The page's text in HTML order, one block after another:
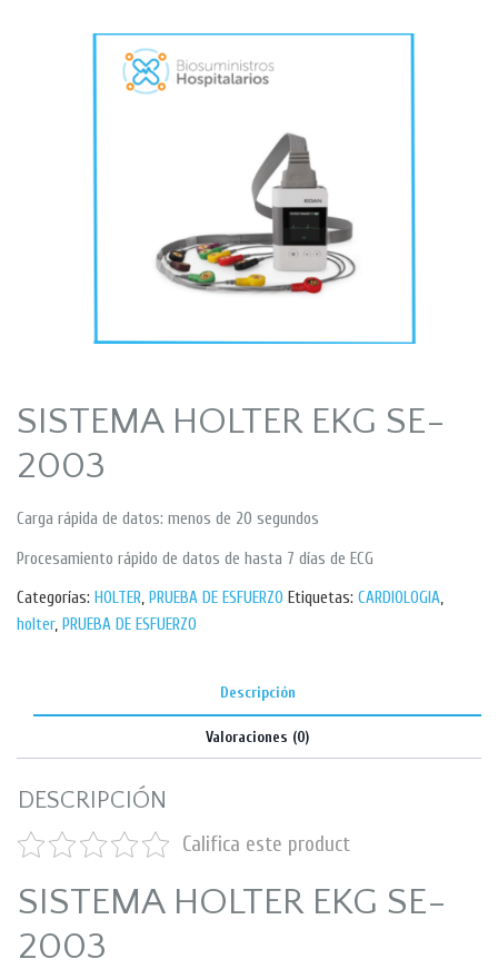
SISTEMA HOLTER EKG SE-
2003
Carga rápida de datos: menos de 20 segundos
Procesamiento rápido de datos de hasta 7 días de ECG
Categorías: HOLTER, PRUEBA DE ESFUERZO Etiquetas: CARDIOLOGIA,
holter, PRUEBA DE ESFUERZO
Descripción
Valoraciones (0)
DESCRIPCIÓN
Califica este product
SISTEMA HOLTER EKG SE-
2003